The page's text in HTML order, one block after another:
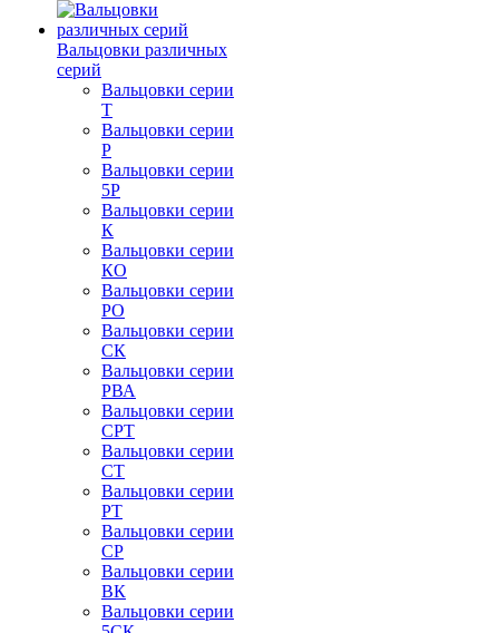
Вальцовки различных
серий
Вальцовки серии
Т
Вальцовки серии
Р
Вальцовки серии
5Р
Вальцовки серии
К
Вальцовки серии
КО
Вальцовки серии
РО
Вальцовки серии
СК
Вальцовки серии
РВА
Вальцовки серии
СРТ
Вальцовки серии
СТ
Вальцовки серии
РТ
Вальцовки серии
СР
Вальцовки серии
ВК
Вальцовки серии